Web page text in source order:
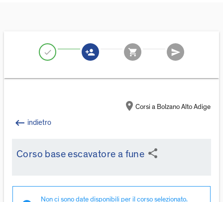
check person_add shopping_cart send
location_on Corsi a Bolzano Alto Adige
keyboard_backspace indietro
Corso base escavatore a fune share
Non ci sono date disponibili per il corso selezionato.